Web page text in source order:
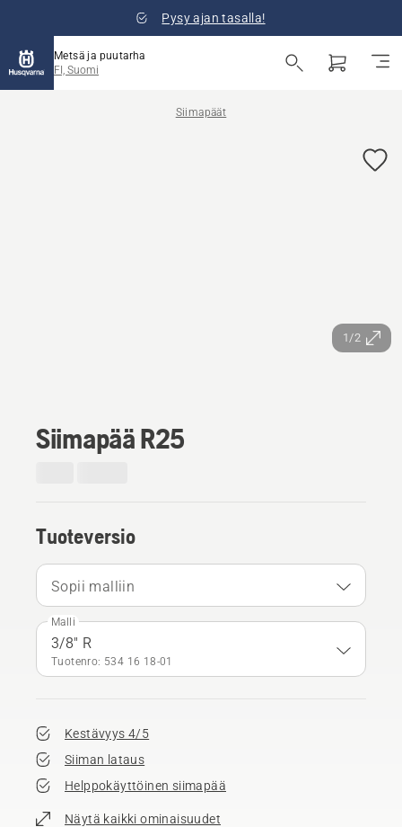
Pysy ajan tasalla!
Metsä ja puutarha
FI, Suomi
Siimapäät
1/2
Siimapää R25
Tuoteversio
Sopii malliin
Malli
3/8" R
Tuotenro: 534 16 18‑01
Kestävyys 4/5
Siiman lataus
Helppokäyttöinen siimapää
Näytä kaikki ominaisuudet